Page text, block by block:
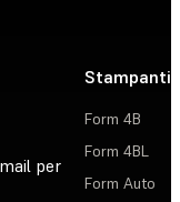
per
Stampanti
Form 4B
Form 4BL
Form Auto